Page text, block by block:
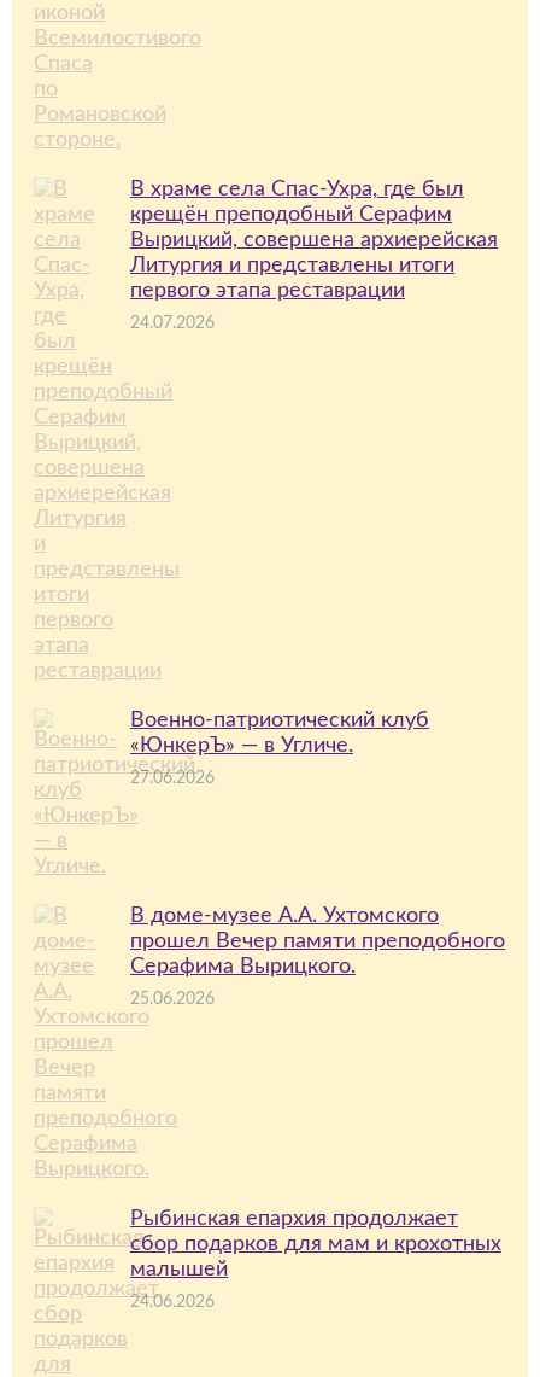
В храме села Спас-Ухра, где был
крещён преподобный Серафим
Вырицкий, совершена архиерейская
Литургия и представлены итоги
первого этапа реставрации
24.07.2026
Военно-патриотический клуб
«ЮнкерЪ» — в Угличе.
27.06.2026
В доме-музее А.А. Ухтомского
прошел Вечер памяти преподобного
Серафима Вырицкого.
25.06.2026
Рыбинская епархия продолжает
сбор подарков для мам и крохотных
малышей
24.06.2026